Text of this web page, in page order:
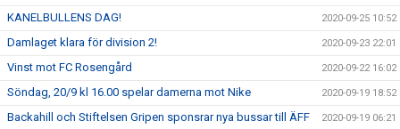
KANELBULLENS DAG! 2020-09-25 10:52
Damlaget klara för division 2! 2020-09-23 22:01
Vinst mot FC Rosengård 2020-09-22 16:02
Söndag, 20/9 kl 16.00 spelar damerna mot Nike 2020-09-19 18:52
Backahill och Stiftelsen Gripen sponsrar nya bussar till ÄFF 2020-09-19 06:21